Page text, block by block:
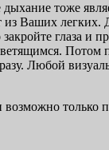
тоже
из Ваших
глаза и
Потом
Любой
только